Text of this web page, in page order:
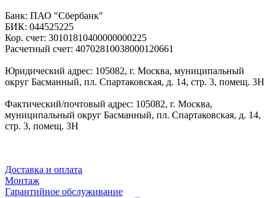
Банк: ПАО "Сбербанк"
БИК: 044525225
Кор. счет: 30101810400000000225
Расчетный счет: 40702810038000120661
Юридический адрес: 105082, г. Москва, муниципальный
округ Басманный, пл. Спартаковская, д. 14, стр. 3, помещ. 3Н
Фактический/почтовый адрес: 105082, г. Москва,
муниципальный округ Басманный, пл. Спартаковская, д. 14,
стр. 3, помещ. 3Н
Доставка и оплата
Монтаж
Гарантийное обслуживание